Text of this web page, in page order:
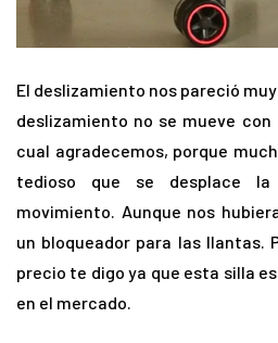
El deslizamiento nos pareció
deslizamiento no se mueve
cual agradecemos, porque
tedioso que se desplace
movimiento. Aunque nos
un bloqueador para las llantas.
precio te digo ya que esta silla
en el mercado.